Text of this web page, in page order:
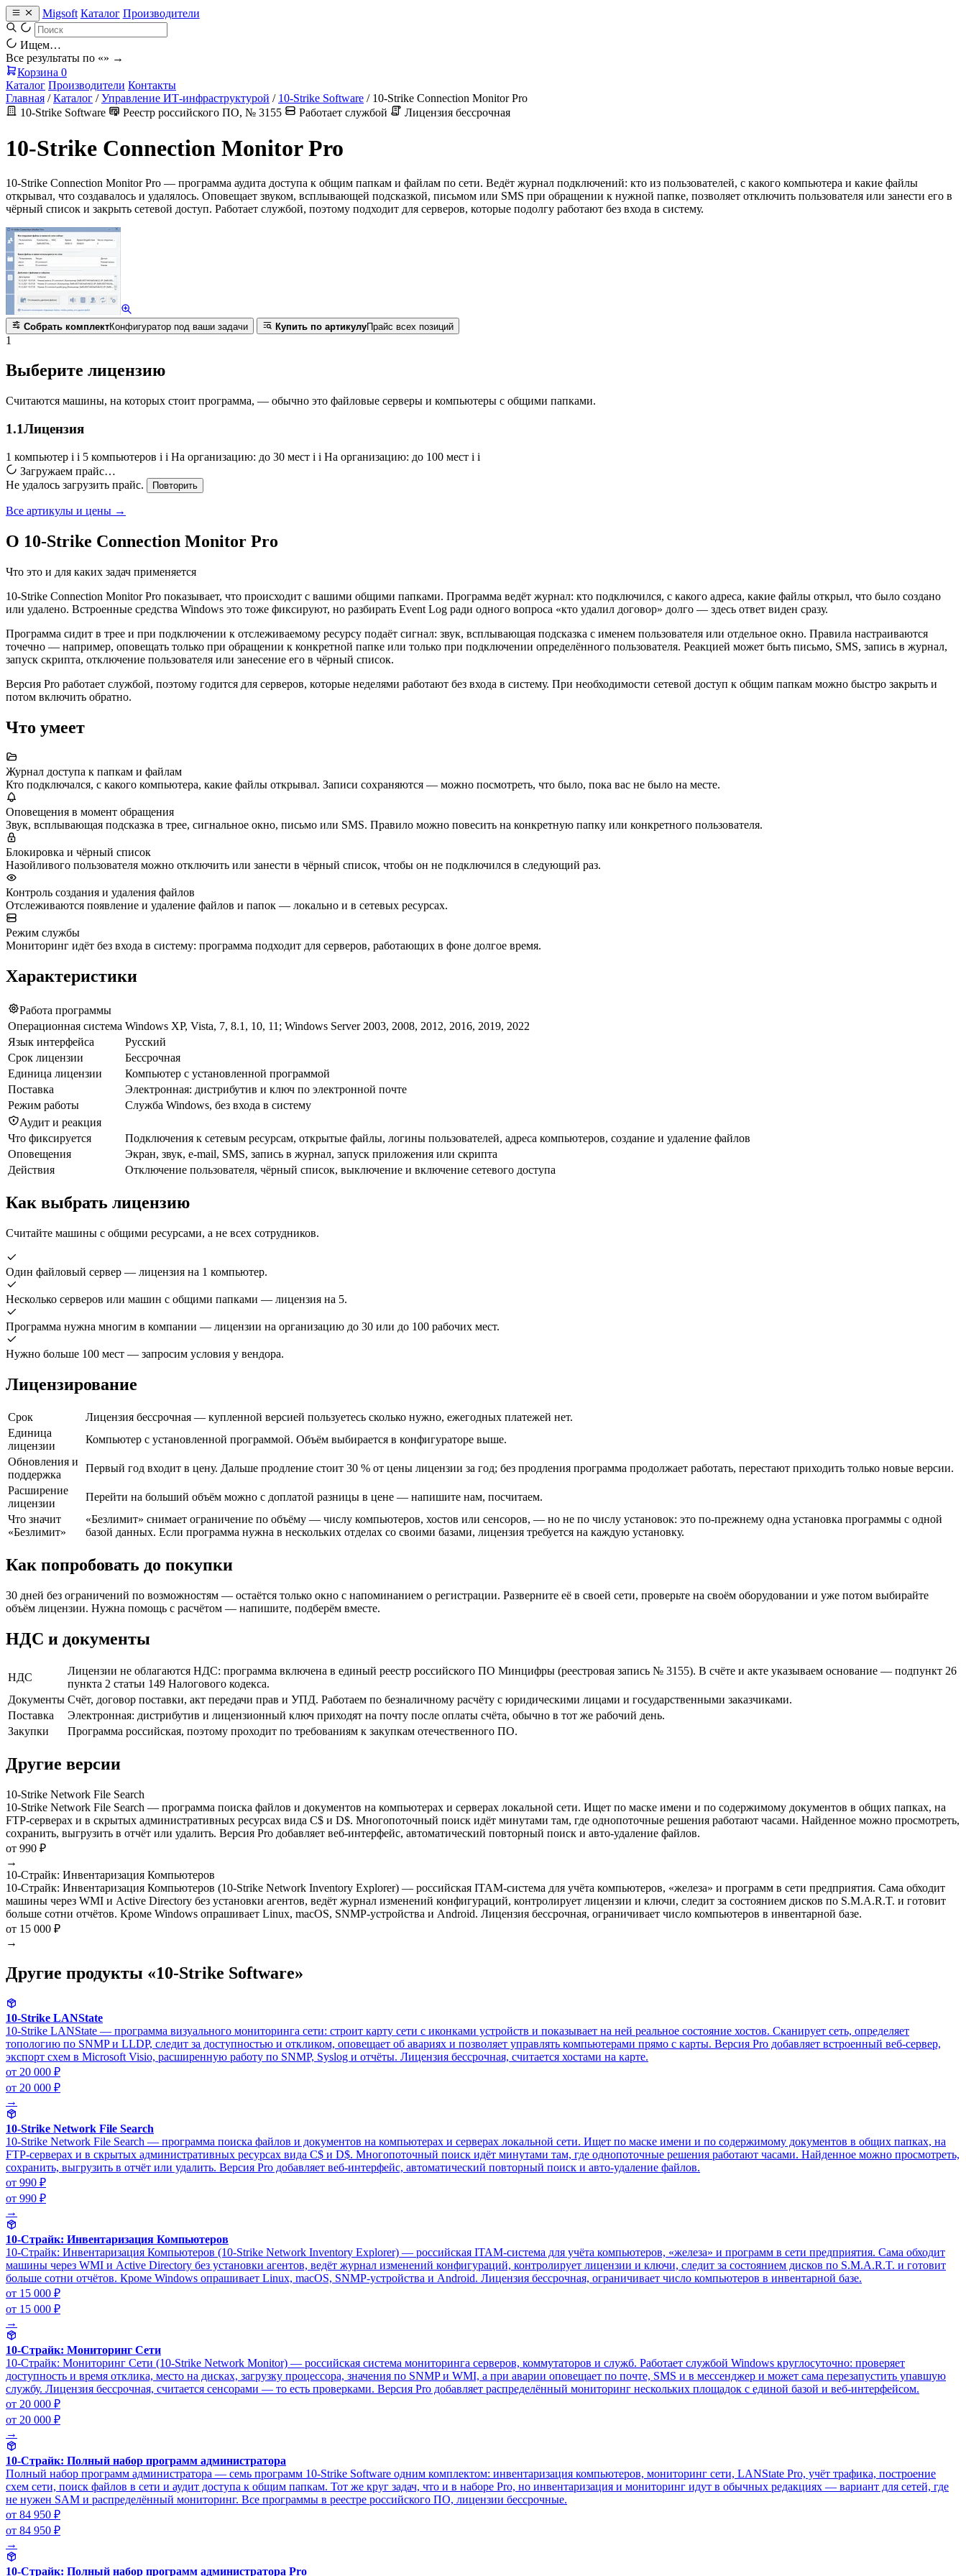
Migsoft Каталог Производители
Ищем…
Все результаты по «» →
Корзина 0
Каталог Производители Контакты
Главная / Каталог / Управление ИТ-инфраструктурой / 10-Strike Software / 10-Strike Connection Monitor Pro
10-Strike Software
Реестр российского ПО, № 3155 Работает службой Лицензия бессрочная
10-Strike Connection Monitor Pro
10-Strike Connection Monitor Pro — программа аудита доступа к общим папкам и файлам по сети. Ведёт журнал подключений: кто из пользователей, с какого компьютера и какие файлы
открывал, что создавалось и удалялось. Оповещает звуком, всплывающей подсказкой, письмом или SMS при обращении к нужной папке, позволяет отключить пользователя или занести его в
чёрный список и закрыть сетевой доступ. Работает службой, поэтому подходит для серверов, которые подолгу работают без входа в систему.
Собрать комплектКонфигуратор под ваши задачи Купить по артикулуПрайс всех позиций
1
Выберите лицензию
Считаются машины, на которых стоит программа, — обычно это файловые серверы и компьютеры с общими папками.
1.1Лицензия
1 компьютер i i 5 компьютеров i i На организацию: до 30 мест i i На организацию: до 100 мест i i
Загружаем прайс…
Не удалось загрузить прайс.
Повторить
Все артикулы и цены →
О 10-Strike Connection Monitor Pro
Что это и для каких задач применяется
10-Strike Connection Monitor Pro показывает, что происходит с вашими общими папками. Программа ведёт журнал: кто подключился, с какого адреса, какие файлы открыл, что было создано
или удалено. Встроенные средства Windows это тоже фиксируют, но разбирать Event Log ради одного вопроса «кто удалил договор» долго — здесь ответ виден сразу.
Программа сидит в трее и при подключении к отслеживаемому ресурсу подаёт сигнал: звук, всплывающая подсказка с именем пользователя или отдельное окно. Правила настраиваются
точечно — например, оповещать только при обращении к конкретной папке или только при подключении определённого пользователя. Реакцией может быть письмо, SMS, запись в журнал,
запуск скрипта, отключение пользователя или занесение его в чёрный список.
Версия Pro работает службой, поэтому годится для серверов, которые неделями работают без входа в систему. При необходимости сетевой доступ к общим папкам можно быстро закрыть и
потом включить обратно.
Что умеет
Журнал доступа к папкам и файлам
Кто подключался, с какого компьютера, какие файлы открывал. Записи сохраняются — можно посмотреть, что было, пока вас не было на месте.
Оповещения в момент обращения
Звук, всплывающая подсказка в трее, сигнальное окно, письмо или SMS. Правило можно повесить на конкретную папку или конкретного пользователя.
Блокировка и чёрный список
Назойливого пользователя можно отключить или занести в чёрный список, чтобы он не подключился в следующий раз.
Контроль создания и удаления файлов
Отслеживаются появление и удаление файлов и папок — локально и в сетевых ресурсах.
Режим службы
Мониторинг идёт без входа в систему: программа подходит для серверов, работающих в фоне долгое время.
Характеристики
Работа программы
Операционная система Windows XP, Vista, 7, 8.1, 10, 11; Windows Server 2003, 2008, 2012, 2016, 2019, 2022
Язык интерфейса
Русский
Срок лицензии
Бессрочная
Единица лицензии
Компьютер с установленной программой
Поставка
Электронная: дистрибутив и ключ по электронной почте
Режим работы
Служба Windows, без входа в систему
Аудит и реакция
Что фиксируется
Подключения к сетевым ресурсам, открытые файлы, логины пользователей, адреса компьютеров, создание и удаление файлов
Оповещения
Экран, звук, e-mail, SMS, запись в журнал, запуск приложения или скрипта
Действия
Отключение пользователя, чёрный список, выключение и включение сетевого доступа
Как выбрать лицензию
Считайте машины с общими ресурсами, а не всех сотрудников.
Один файловый сервер — лицензия на 1 компьютер.
Несколько серверов или машин с общими папками — лицензия на 5.
Программа нужна многим в компании — лицензии на организацию до 30 или до 100 рабочих мест.
Нужно больше 100 мест — запросим условия у вендора.
Лицензирование
Срок
Лицензия бессрочная — купленной версией пользуетесь сколько нужно, ежегодных платежей нет.
Единица
лицензии
Компьютер с установленной программой. Объём выбирается в конфигураторе выше.
Обновления и
поддержка
Первый год входит в цену. Дальше продление стоит 30 % от цены лицензии за год; без продления программа продолжает работать, перестают приходить только новые версии.
Расширение
лицензии
Перейти на больший объём можно с доплатой разницы в цене — напишите нам, посчитаем.
Что значит
«Безлимит»
«Безлимит» снимает ограничение по объёму — числу компьютеров, хостов или сенсоров, — но не по числу установок: это по-прежнему одна установка программы с одной
базой данных. Если программа нужна в нескольких отделах со своими базами, лицензия требуется на каждую установку.
Как попробовать до покупки
30 дней без ограничений по возможностям — остаётся только окно с напоминанием о регистрации. Разверните её в своей сети, проверьте на своём оборудовании и уже потом выбирайте
объём лицензии. Нужна помощь с расчётом — напишите, подберём вместе.
НДС и документы
НДС
Лицензии не облагаются НДС: программа включена в единый реестр российского ПО Минцифры (реестровая запись № 3155). В счёте и акте указываем основание — подпункт 26
пункта 2 статьи 149 Налогового кодекса.
Документы Счёт, договор поставки, акт передачи прав и УПД. Работаем по безналичному расчёту с юридическими лицами и государственными заказчиками.
Поставка
Электронная: дистрибутив и лицензионный ключ приходят на почту после оплаты счёта, обычно в тот же рабочий день.
Закупки
Программа российская, поэтому проходит по требованиям к закупкам отечественного ПО.
Другие версии
10-Strike Network File Search
10-Strike Network File Search — программа поиска файлов и документов на компьютерах и серверах локальной сети. Ищет по маске имени и по содержимому документов в общих папках, на
FTP-серверах и в скрытых административных ресурсах вида C$ и D$. Многопоточный поиск идёт минутами там, где однопоточные решения работают часами. Найденное можно просмотреть,
сохранить, выгрузить в отчёт или удалить. Версия Pro добавляет веб-интерфейс, автоматический повторный поиск и авто-удаление файлов.
от 990 ₽
→
10-Страйк: Инвентаризация Компьютеров
10-Страйк: Инвентаризация Компьютеров (10-Strike Network Inventory Explorer) — российская ITAM-система для учёта компьютеров, «железа» и программ в сети предприятия. Сама обходит
машины через WMI и Active Directory без установки агентов, ведёт журнал изменений конфигураций, контролирует лицензии и ключи, следит за состоянием дисков по S.M.A.R.T. и готовит
больше сотни отчётов. Кроме Windows опрашивает Linux, macOS, SNMP-устройства и Android. Лицензия бессрочная, ограничивает число компьютеров в инвентарной базе.
от 15 000 ₽
→
Другие продукты «10-Strike Software»
10-Strike LANState
10-Strike LANState — программа визуального мониторинга сети: строит карту сети с иконками устройств и показывает на ней реальное состояние хостов. Сканирует сеть, определяет
топологию по SNMP и LLDP, следит за доступностью и откликом, оповещает об авариях и позволяет управлять компьютерами прямо с карты. Версия Pro добавляет встроенный веб-сервер,
экспорт схем в Microsoft Visio, расширенную работу по SNMP, Syslog и отчёты. Лицензия бессрочная, считается хостами на карте.
от 20 000 ₽
от 20 000 ₽
→
10-Strike Network File Search
10-Strike Network File Search — программа поиска файлов и документов на компьютерах и серверах локальной сети. Ищет по маске имени и по содержимому документов в общих папках, на
FTP-серверах и в скрытых административных ресурсах вида C$ и D$. Многопоточный поиск идёт минутами там, где однопоточные решения работают часами. Найденное можно просмотреть,
сохранить, выгрузить в отчёт или удалить. Версия Pro добавляет веб-интерфейс, автоматический повторный поиск и авто-удаление файлов.
от 990 ₽
от 990 ₽
→
10-Страйк: Инвентаризация Компьютеров
10-Страйк: Инвентаризация Компьютеров (10-Strike Network Inventory Explorer) — российская ITAM-система для учёта компьютеров, «железа» и программ в сети предприятия. Сама обходит
машины через WMI и Active Directory без установки агентов, ведёт журнал изменений конфигураций, контролирует лицензии и ключи, следит за состоянием дисков по S.M.A.R.T. и готовит
больше сотни отчётов. Кроме Windows опрашивает Linux, macOS, SNMP-устройства и Android. Лицензия бессрочная, ограничивает число компьютеров в инвентарной базе.
от 15 000 ₽
от 15 000 ₽
→
10-Страйк: Мониторинг Сети
10-Страйк: Мониторинг Сети (10-Strike Network Monitor) — российская система мониторинга серверов, коммутаторов и служб. Работает службой Windows круглосуточно: проверяет
доступность и время отклика, место на дисках, загрузку процессора, значения по SNMP и WMI, а при аварии оповещает по почте, SMS и в мессенджер и может сама перезапустить упавшую
службу. Лицензия бессрочная, считается сенсорами — то есть проверками. Версия Pro добавляет распределённый мониторинг нескольких площадок с единой базой и веб-интерфейсом.
от 20 000 ₽
от 20 000 ₽
→
10-Страйк: Полный набор программ администратора
Полный набор программ администратора — семь программ 10-Strike Software одним комплектом: инвентаризация компьютеров, мониторинг сети, LANState Pro, учёт трафика, построение
схем сети, поиск файлов в сети и аудит доступа к общим папкам. Тот же круг задач, что и в наборе Pro, но инвентаризация и мониторинг идут в обычных редакциях — вариант для сетей, где
не нужен SAM и распределённый мониторинг. Все программы в реестре российского ПО, лицензии бессрочные.
от 84 950 ₽
от 84 950 ₽
→
10-Страйк: Полный набор программ администратора Pro